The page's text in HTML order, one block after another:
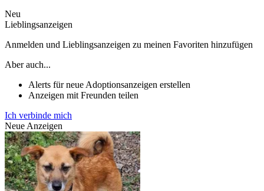
Neu
Lieblingsanzeigen
Anmelden und Lieblingsanzeigen zu meinen Favoriten hinzufügen
Aber auch...
Alerts für neue Adoptionsanzeigen erstellen
Anzeigen mit Freunden teilen
Ich verbinde mich
Neue Anzeigen